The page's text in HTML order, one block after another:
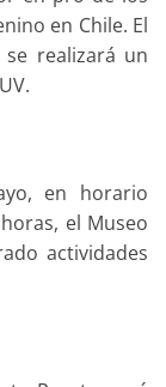
en Chile. El
realizará un
en horario
el Museo
actividades